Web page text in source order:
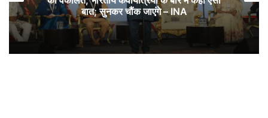
बात; सुनकर चौंक जाएंगे – INA